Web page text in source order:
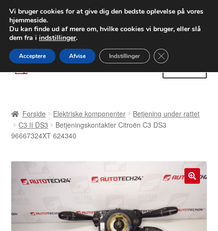
LEVERING fra 55 kr.
FEDEX verdensomspændende forsendelse
80 82 72 02
Spring
til
Spring
til
Betalinger
Kontakte
Forside Elektriske komponenter
Betjening under rattet
C3 II DS3
Betjeningskontakter Citroën C3 DS3
96667324XT 624340
Vi bruger cookies for at give dig den bedste oplevelse på vores
hjemmeside.
Du kan finde ud af mere om, hvilke cookies vi bruger, eller slå
dem fra i indstillinger.
Acceptere Afvise Indstillinger Close GDPR